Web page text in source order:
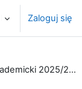
Zaloguj się
Rok akademicki 2025/2026, semestr letni